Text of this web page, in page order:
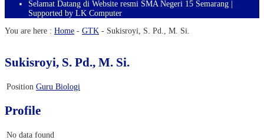
Selamat Datang di Website resmi SMA Negeri 15 Semarang |
Supported by LK Computer
You are here : Home - GTK - Sukisroyi, S. Pd., M. Si.
Sukisroyi, S. Pd., M. Si.
Position Guru Biologi
Profile
No data found